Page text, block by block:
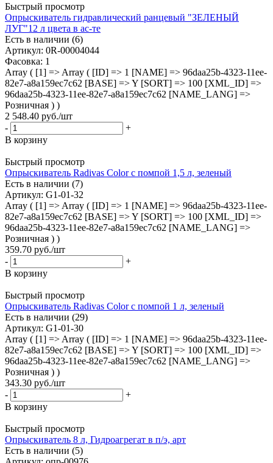
Быстрый просмотр
Опрыскиватель гидравлический ранцевый "ЗЕЛЕНЫЙ
ЛУГ"12 л цвета в ас-те
Есть в наличии (6)
Артикул: 0R-00004044
Фасовка: 1
Array ( [1] => Array ( [ID] => 1 [NAME] => 96daa25b-4323-11ee-
82e7-a8a159ec7c62 [BASE] => Y [SORT] => 100 [XML_ID] =>
96daa25b-4323-11ee-82e7-a8a159ec7c62 [NAME_LANG] =>
Розничная ) )
2 548.40 руб./шт
-
+
В корзину
Быстрый просмотр
Опрыскиватель Radivas Color с помпой 1,5 л, зеленый
Есть в наличии (7)
Артикул: G1-01-32
Array ( [1] => Array ( [ID] => 1 [NAME] => 96daa25b-4323-11ee-
82e7-a8a159ec7c62 [BASE] => Y [SORT] => 100 [XML_ID] =>
96daa25b-4323-11ee-82e7-a8a159ec7c62 [NAME_LANG] =>
Розничная ) )
359.70 руб./шт
-
+
В корзину
Быстрый просмотр
Опрыскиватель Radivas Color с помпой 1 л, зеленый
Есть в наличии (29)
Артикул: G1-01-30
Array ( [1] => Array ( [ID] => 1 [NAME] => 96daa25b-4323-11ee-
82e7-a8a159ec7c62 [BASE] => Y [SORT] => 100 [XML_ID] =>
96daa25b-4323-11ee-82e7-a8a159ec7c62 [NAME_LANG] =>
Розничная ) )
343.30 руб./шт
-
+
В корзину
Быстрый просмотр
Опрыскиватель 8 л, Гидроагрегат в п/э, арт
Есть в наличии (5)